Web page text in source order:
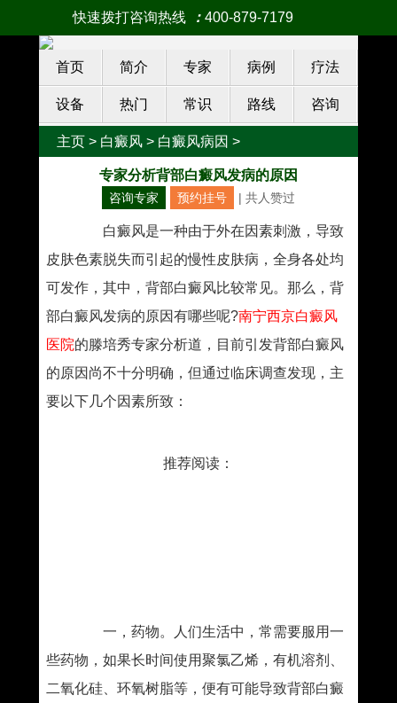
快速拨打咨询热线 ： 400-879-7179
首页 简介 专家 病例 疗法
设备 热门 常识 路线 咨询
主页 > 白癜风 > 白癜风病因 >
专家分析背部白癜风发病的原因
咨询专家 预约挂号 | 共人赞过
白癜风是一种由于外在因素刺激，导致
皮肤色素脱失而引起的慢性皮肤病，全身各处均
可发作，其中，背部白癜风比较常见。那么，背
部白癜风发病的原因有哪些呢?南宁西京白癜风
医院的滕培秀专家分析道，目前引发背部白癜风
的原因尚不十分明确，但通过临床调查发现，主
要以下几个因素所致：
推荐阅读：
一，药物。人们生活中，常需要服用一
些药物，如果长时间使用聚氯乙烯，有机溶剂、
二氧化硅、环氧树脂等，便有可能导致背部白癜